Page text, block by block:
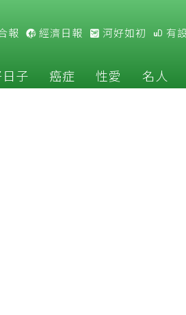
報 經濟日報 河好如初 有
子 癌症 性愛 名人